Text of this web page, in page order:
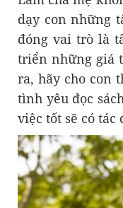
dạy con những
đóng vai trò là
triển những giá
ra, hãy cho con
tình yêu đọc
việc tốt sẽ có